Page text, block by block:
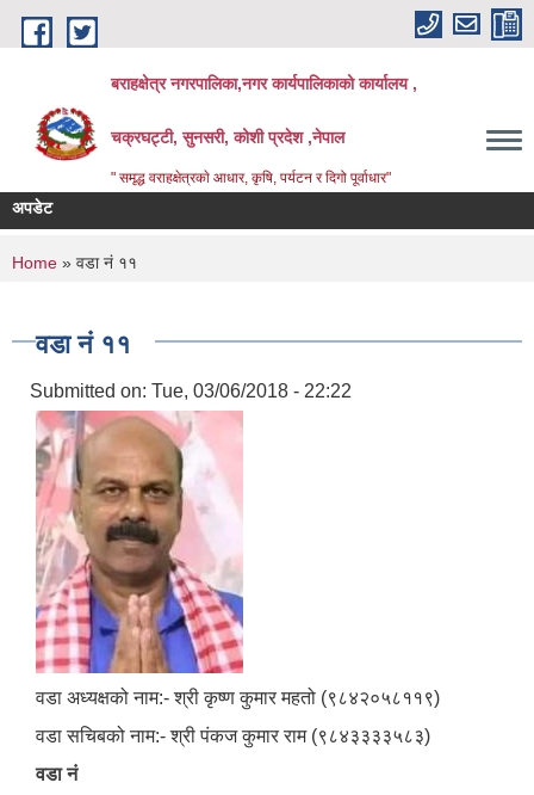
Skip to main content
बराहक्षेत्र नगरपालिका,नगर कार्यपालिकाको कार्यालय ,
चक्रघट्टी, सुनसरी, कोशी प्रदेश ,नेपाल
" समृद्ध वराहक्षेत्रकाे आधार, कृषि, पर्यटन र दिगो पूर्वाधार"
अपडेट
You are here
Home » वडा नं ११
वडा नं ११
Submitted on: Tue, 03/06/2018 - 22:22
वडा अध्यक्षको नाम:- श्री कृष्ण कुमार महतो (९८४२०५८११९)
वडा सचिबको नाम:- श्री पंकज कुमार राम (९८४३३३३५८३)
वडा नं